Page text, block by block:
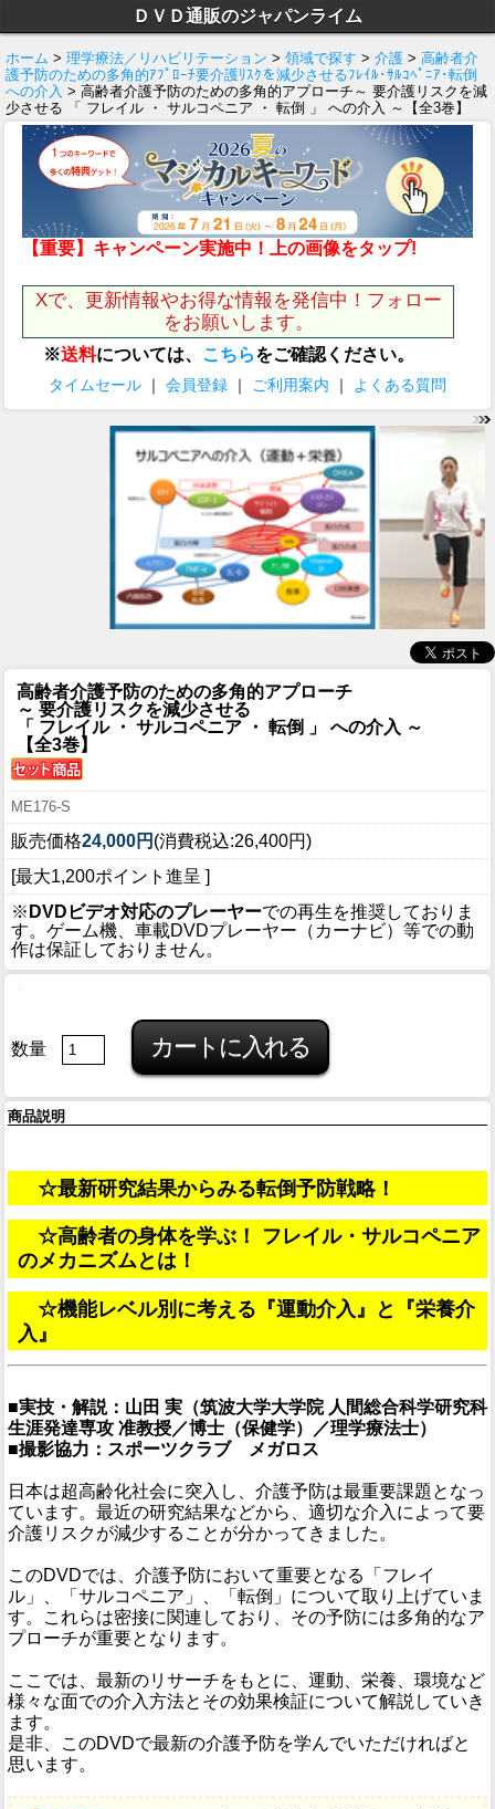
ＤＶＤ通販のジャパンライム
ホーム > 理学療法／リハビリテーション > 領域で探す > 介護 > 高齢者介
護予防のための多角的ｱﾌﾟﾛｰﾁ要介護ﾘｽｸを減少させるﾌﾚｲﾙ･ｻﾙｺﾍﾟﾆｱ･転倒
への介入 > 高齢者介護予防のための多角的アプローチ～ 要介護リスクを減
少させる 「 フレイル ・ サルコペニア ・ 転倒 」 への介入 ～【全3巻】
【重要】キャンペーン実施中！上の画像をタップ!
Xで、更新情報やお得な情報を発信中！フォロー
をお願いします。
※送料については、 こちらをご確認ください。
タイムセール ｜ 会員登録 ｜ ご利用案内 ｜ よくある質問
高齢者介護予防のための多角的アプローチ
～ 要介護リスクを減少させる
「 フレイル ・ サルコペニア ・ 転倒 」 への介入 ～
【全3巻】
ME176-S
販売価格24,000円 (消費税込:26,400円)
[最大1,200ポイント進呈 ]
※ DVDビデオ対応のプレーヤーでの再生を推奨しておりま
す。ゲーム機、車載DVDプレーヤー（カーナビ）等での動
作は保証しておりません。
数量
商品説明
☆最新研究結果からみる転倒予防戦略！
☆高齢者の身体を学ぶ！ フレイル・サルコペニア
のメカニズムとは！
☆機能レベル別に考える『運動介入』と『栄養介
入』
■実技・解説：山田 実（筑波大学大学院 人間総合科学研究科
生涯発達専攻 准教授／博士（保健学）／理学療法士）
■撮影協力：スポーツクラブ メガロス
日本は超高齢化社会に突入し、介護予防は最重要課題となっ
ています。最近の研究結果などから、適切な介入によって要
介護リスクが減少することが分かってきました。
このDVDでは、介護予防において重要となる「フレイ
ル」、「サルコペニア」、「転倒」について取り上げていま
す。これらは密接に関連しており、その予防には多角的なア
プローチが重要となります。
ここでは、最新のリサーチをもとに、運動、栄養、環境など
様々な面での介入方法とその効果検証について解説していき
ます。
是非、このDVDで最新の介護予防を学んでいただければと
思います。